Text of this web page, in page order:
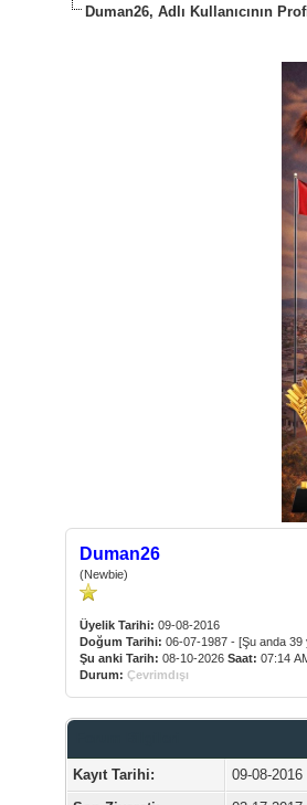
Duman26, Adlı Kullanıcının
Duman26
(Newbie)
Üyelik Tarihi: 09-08-2016
Doğum Tarihi: 06-07-1987 - [Şu anda 39
Şu anki Tarih: 08-10-2026 Saat: 07:14
Durum: Çevrimdışı
Kayıt Tarihi:
09-08-2016